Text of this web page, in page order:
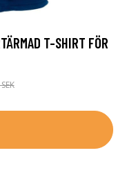
T-SHIRT FÖR